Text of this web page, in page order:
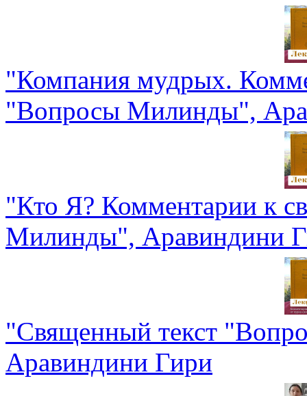
"Компания мудрых.
"Вопросы Милинды",
"Кто Я? Комментарии к
Милинды", Аравиндини
"Священный текст
Аравиндини Гири